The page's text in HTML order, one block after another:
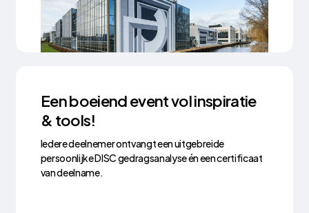
Een boeiend event vol inspiratie
& tools!
Iedere deelnemer ontvangt een uitgebreide
persoonlijke DISC gedragsanalyse én een certificaat
van deelname.